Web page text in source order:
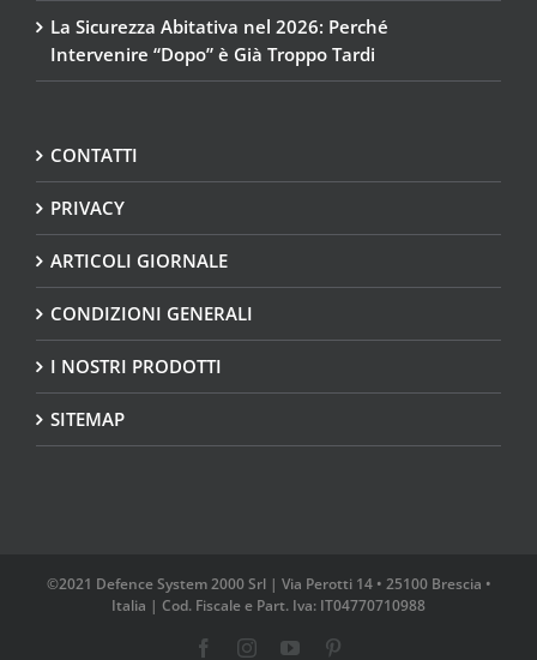
La Sicurezza Abitativa nel 2026: Perché
Intervenire “Dopo” è Già Troppo Tardi
CONTATTI
PRIVACY
ARTICOLI GIORNALE
CONDIZIONI GENERALI
I NOSTRI PRODOTTI
SITEMAP
©2021 Defence System 2000 Srl | Via Perotti 14 • 25100 Brescia •
Italia | Cod. Fiscale e Part. Iva: IT04770710988
FacebookInstagramYouTube